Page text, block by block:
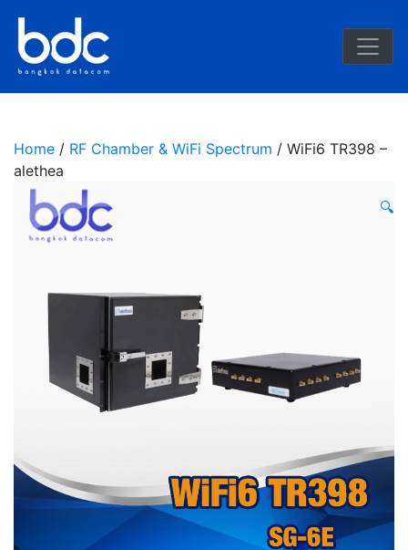
Home / RF Chamber & WiFi Spectrum / WiFi6 TR398 –
alethea
🔍